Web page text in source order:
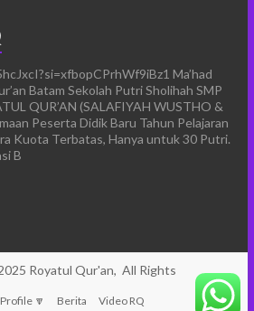
Ma’had
Batam Sekolah Putri Sholihah SMP
QUR’AN (SALAFIYAH WUSTHO &
Peserta Didik Baru Tahun Pelajaran
Kuota Terbatas, Hanya untuk 30 Putri.
B
Royatul Qur'an, All Rights
Profile 🔽 Berita Video RQ